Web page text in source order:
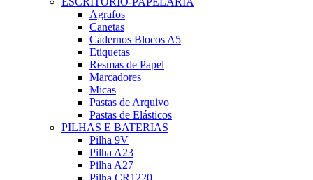
Agrafos
Canetas
Cadernos Blocos A5
Etiquetas
Resmas de Papel
Marcadores
Micas
Pastas de Arquivo
Pastas de Elásticos
PILHAS E BATERIAS
Pilha 9V
Pilha A23
Pilha A27
Pilha CR1220